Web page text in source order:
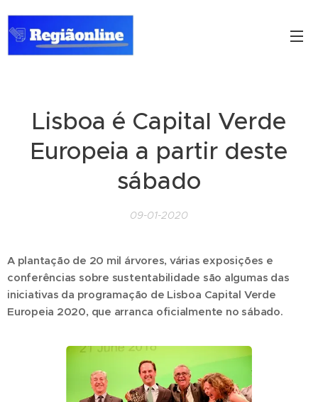
Lisboa é Capital Verde
Europeia a partir deste
sábado
09-01-2020
A plantação de 20 mil árvores, várias exposições e
conferências sobre sustentabilidade são algumas das
iniciativas da programação de Lisboa Capital Verde
Europeia 2020, que arranca oficialmente no sábado.